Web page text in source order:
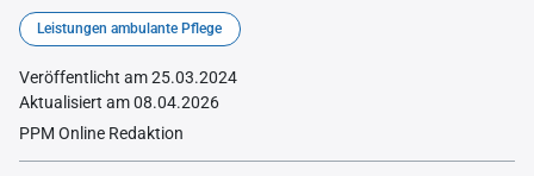
© KI generiert mit Midjourney
Leistungen ambulante Pflege
Veröffentlicht am 25.03.2024
Aktualisiert am 08.04.2026
PPM Online Redaktion